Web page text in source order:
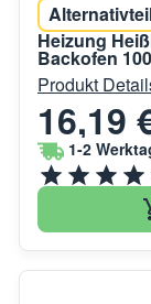
Heizung
Backofen
Produkt
16,19
1-2